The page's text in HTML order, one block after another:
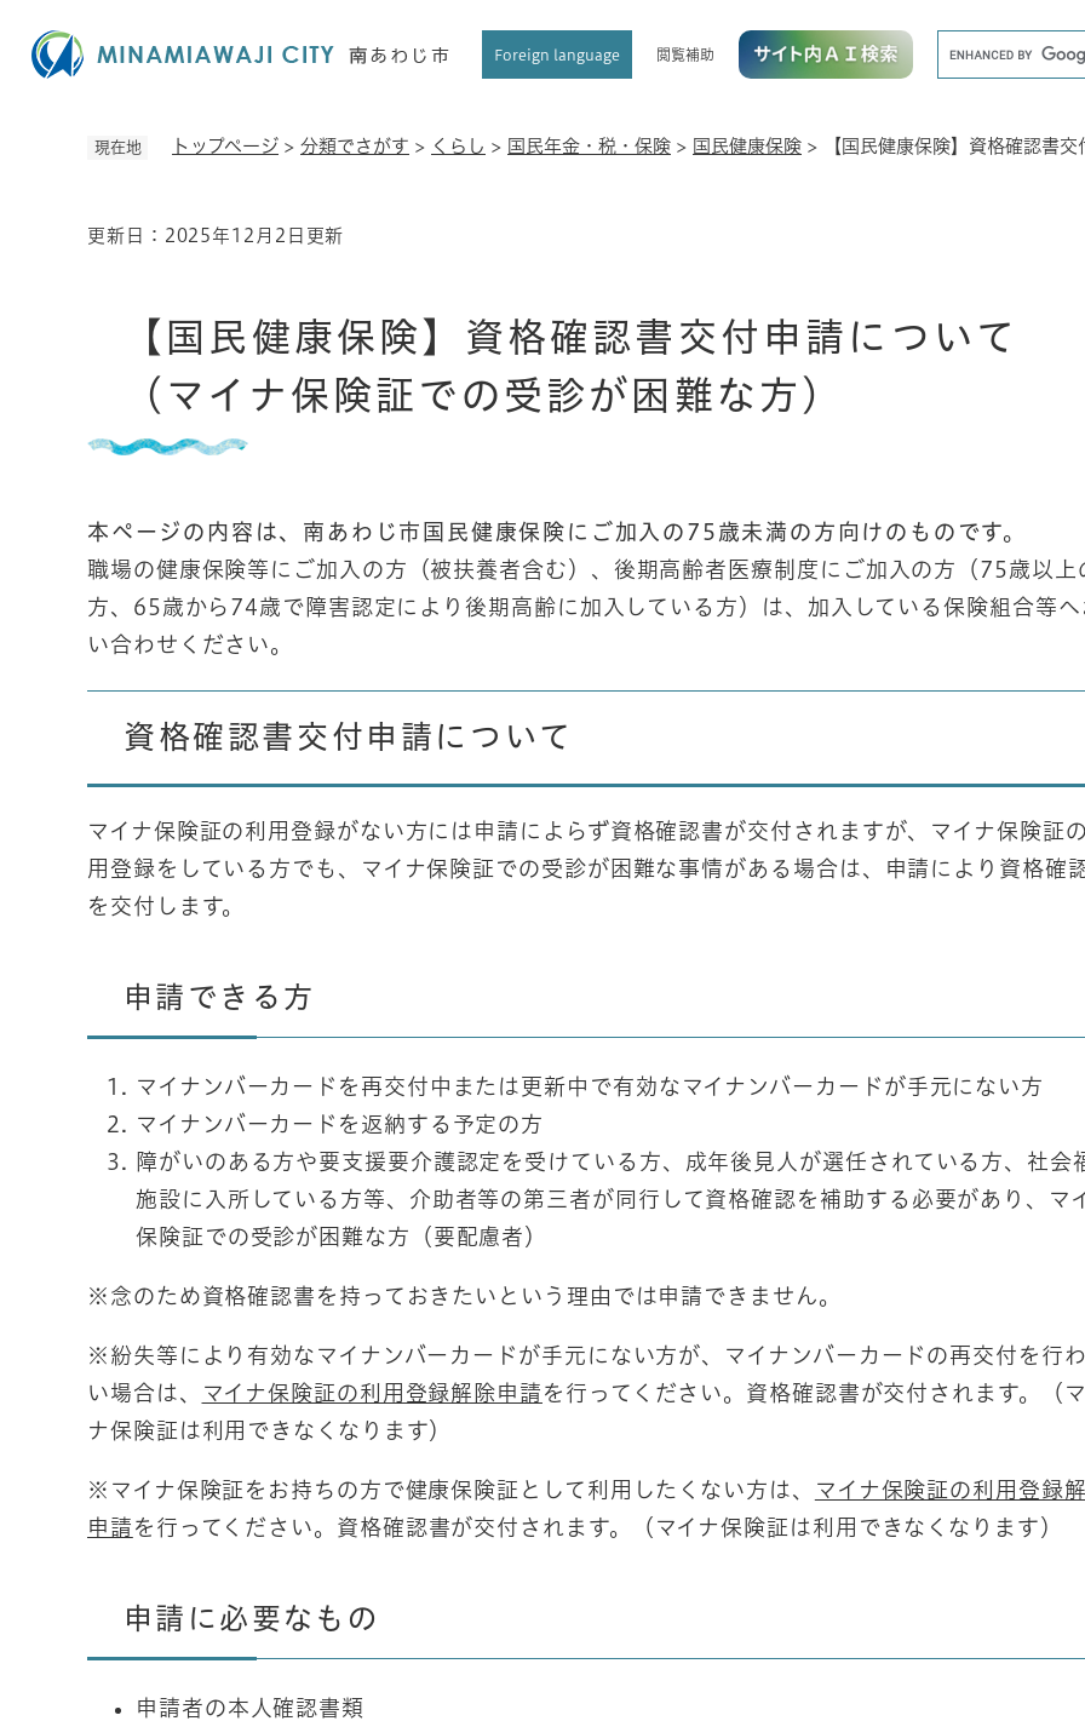
Foreign language 閲覧補助
ド
現在地 トップページ > 分類でさがす > くらし > 国民年金・税・保険 > 国民健康保険 > 【国民健康保険】資格確認書
本
更新日：2025年12月2日更新
【国民健康保険】資格確認書交付申請について
（マイナ保険証での受診が困難な方）
本ページの内容は、南あわじ市国民健康保険にご加入の75歳未満の方向けのものです。
職場の健康保険等にご加入の方（被扶養者含む）、後期高齢者医療制度にご加入の方（75歳以上
方、65歳から74歳で障害認定により後期高齢に加入している方）は、加入している保険組合等へ
い合わせください。
資格確認書交付申請について
マイナ保険証の利用登録がない方には申請によらず資格確認書が交付されますが、マイナ保険証
用登録をしている方でも、マイナ保険証での受診が困難な事情がある場合は、申請により資格確
を交付します。
申請できる方
マイナンバーカードを再交付中または更新中で有効なマイナンバーカードが手元にない方
マイナンバーカードを返納する予定の方
障がいのある方や要支援要介護認定を受けている方、成年後見人が選任されている方、社会
施設に入所している方等、介助者等の第三者が同行して資格確認を補助する必要があり、マ
保険証での受診が困難な方（要配慮者）
※念のため資格確認書を持っておきたいという理由では申請できません。
※紛失等により有効なマイナンバーカードが手元にない方が、マイナンバーカードの再交付を行
い場合は、
マイナ保険証の利用登録解除申請 を行ってください。資格確認書が交付されます。（
ナ保険証は利用できなくなります）
※マイナ保険証をお持ちの方で健康保険証として利用したくない方は、​
マイナ保険証の利用登録
申請 を行ってください。資格確認書が交付されます。（マイナ保険証は利用できなくなります）
申請に必要なもの
申請者の本人確認書類